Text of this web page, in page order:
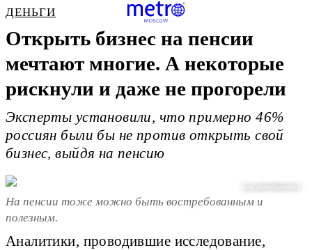
ДЕНЬГИ
Открыть бизнес на пенсии
мечтают многие. А некоторые
рискнули и даже не прогорели
Эксперты установили, что примерно 46%
россиян были бы не против открыть свой
бизнес, выйдя на пенсию
insta_photos/Shutterstock
На пенсии тоже можно быть востребованным и
полезным.
Аналитики, проводившие исследование,